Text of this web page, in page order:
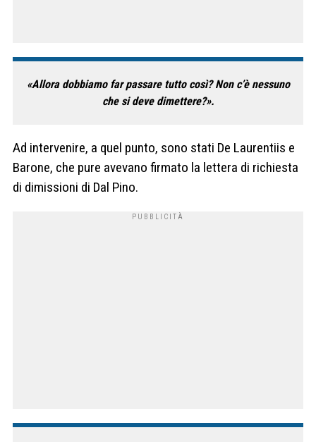
«Allora dobbiamo far passare tutto così? Non c’è nessuno
che si deve dimettere?».
Ad intervenire, a quel punto, sono stati De Laurentiis e
Barone, che pure avevano firmato la lettera di richiesta
di dimissioni di Dal Pino.